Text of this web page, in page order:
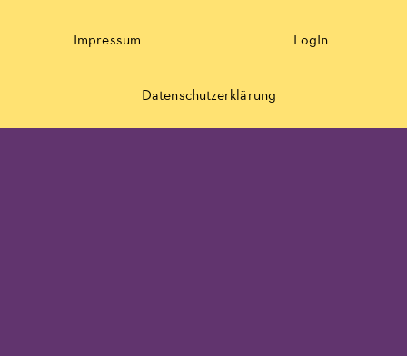
Impressum LogIn
Datenschutzerklärung